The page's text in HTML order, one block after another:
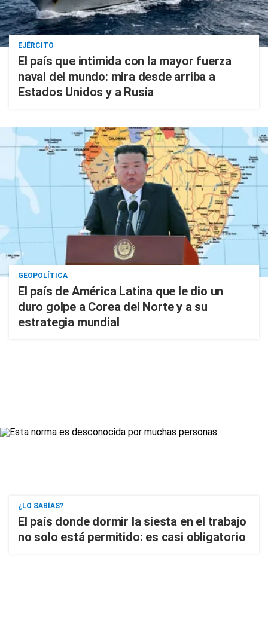
EJÉRCITO
El país que intimida con la mayor fuerza
naval del mundo: mira desde arriba a
Estados Unidos y a Rusia
GEOPOLÍTICA
El país de América Latina que le dio un
duro golpe a Corea del Norte y a su
estrategia mundial
¿LO SABÍAS?
El país donde dormir la siesta en el trabajo
no solo está permitido: es casi obligatorio